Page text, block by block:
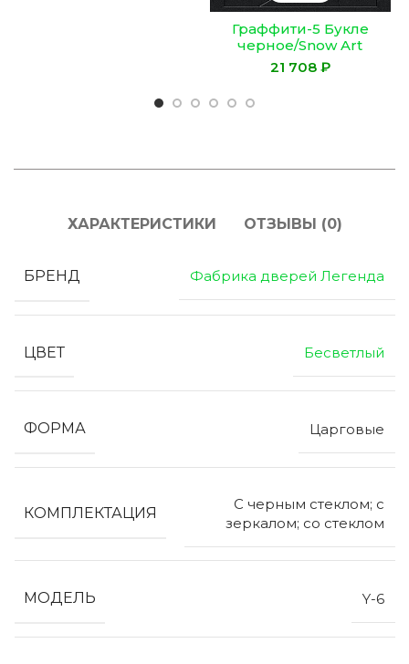
Граффити-5 Букле
черное/Snow Art
₽
ХАРАКТЕРИСТИКИ ОТЗЫВЫ (0)
БРЕНД Фабрика дверей Легенда
ЦВЕТ Бесветлый
ФОРМА Царговые
КОМПЛЕКТАЦИЯ
С черным стеклом; с
зеркалом; со стеклом
МОДЕЛЬ Y-6